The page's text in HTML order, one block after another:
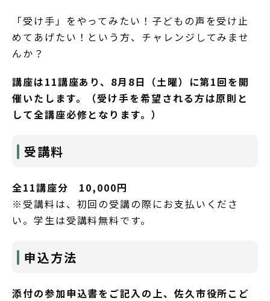
「受け手」をやってみたい！子どもの声を受け止
めてあげたい！という方、チャレンジしてみませ
んか？
講座は11講座あり、8月8日（土曜）に第1回を開
催いたします。（受け手を希望される方は原則と
して全講座必修となります。）
受講料
全11講座分 10,000円
※受講料は、初回の受講の際にお支払いくださ
い。学生は受講料無料です。
申込方法
添付の参加申込書をご記入の上、佐久市役所こど